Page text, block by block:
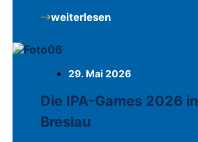
weiterlesen
29. Mai 2026
Die IPA-Games 2026 in
Breslau